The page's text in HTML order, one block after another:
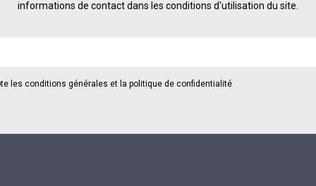
informations de contact dans les conditions d'utilisation du site.
les conditions générales et la politique de confidentialité